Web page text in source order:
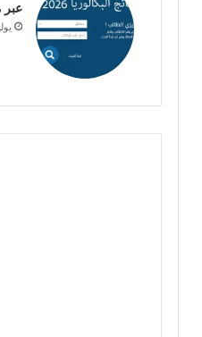
عبر
يوليو